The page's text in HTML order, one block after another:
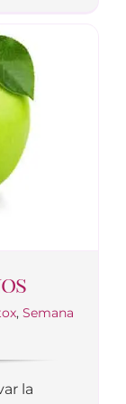
, Semana
la